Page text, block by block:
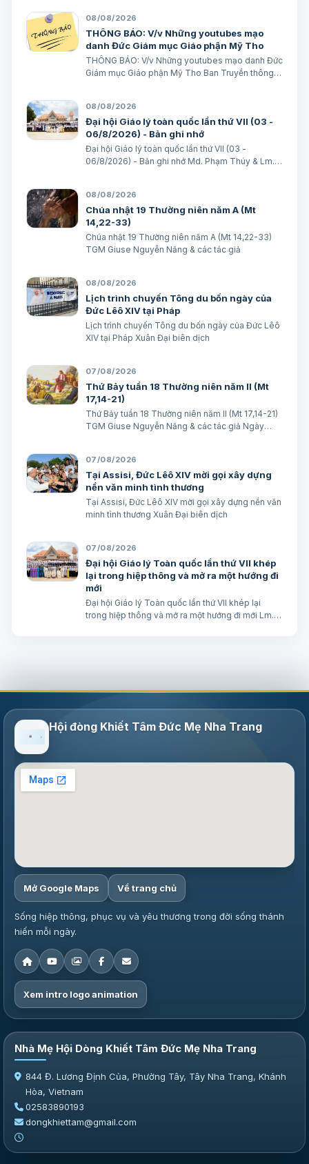
dâng hiến, thì được Thiên C…
08/08/2026
THÔNG BÁO: V/v Những youtubes mạo
danh Đức Giám mục Giáo phận Mỹ Tho
THÔNG BÁO: V/v Những youtubes mạo danh Đức
Giám mục Giáo phận Mỹ Tho Ban Truyền thông
Những youtubes mạo danh Đức Giám mục Giáo
phận Mỹ Tho Những…
08/08/2026
Đại hội Giáo lý toàn quốc lần thứ VII (03 -
06/8/2026) - Bản ghi nhớ
Đại hội Giáo lý toàn quốc lần thứ VII (03 -
06/8/2026) - Bản ghi nhớ Md. Phạm Thúy & Lm.
08/08/2026
Chúa nhật 19 Thường niên năm A (Mt
14,22-33)
Chúa nhật 19 Thường niên năm A (Mt 14,22-33)
TGM Giuse Nguyễn Năng & các tác giả
08/08/2026
Lịch trình chuyến Tông du bốn ngày của
Đức Lêô XIV tại Pháp
Lịch trình chuyến Tông du bốn ngày của Đức Lêô
XIV tại Pháp Xuân Đại biên dịch
07/08/2026
Thứ Bảy tuần 18 Thường niên năm II (Mt
17,14-21)
Thứ Bảy tuần 18 Thường niên năm II (Mt 17,14-21)
TGM Giuse Nguyễn Năng & các tác giả Ngày
(Mt 17,16) BÀI ĐỌC I (năm II): Kb 1, 12…
07/08/2026
Tại Assisi, Đức Lêô XIV mời gọi xây dựng
nền văn minh tình thương
Tại Assisi, Đức Lêô XIV mời gọi xây dựng nền văn
minh tình thương Xuân Đại biên dịch
07/08/2026
Đại hội Giáo lý Toàn quốc lần thứ VII khép
lại trong hiệp thông và mở ra một hướng đi
mới
Đại hội Giáo lý Toàn quốc lần thứ VII khép lại
trong hiệp thông và mở ra một hướng đi mới Lm.
Hội đòng Khiết Tâm Đức Mẹ Nha Trang
Mở Google Maps Về trang chủ
Sống hiệp thông, phục vụ và yêu thương trong đời sống thánh
hiến mỗi ngày.
Xem intro logo animation
Nhà Mẹ Hội Dòng Khiết Tâm Đức Mẹ Nha Trang
844 Đ. Lương Định Của, Phường Tây, Tây Nha Trang, Khánh
Hòa, Vietnam
02583890193
dongkhiettam@gmail.com